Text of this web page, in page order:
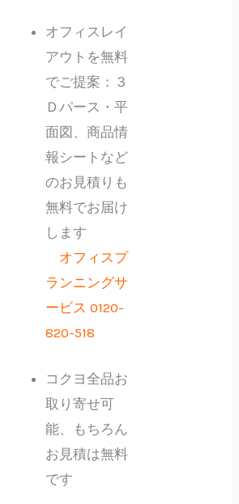
オフィスレイ
アウトを無料
でご提案：３
Ｄパース・平
面図、商品情
報シートなど
のお見積りも
無料でお届け
します
オフィスプ
ランニングサ
ービス 0120-
820-518
コクヨ全品お
取り寄せ可
能、もちろん
お見積は無料
です